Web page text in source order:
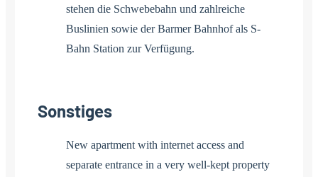
stehen die Schwebebahn und zahlreiche
Buslinien sowie der Barmer Bahnhof als S-
Bahn Station zur Verfügung.
Sonstiges
New apartment with internet access and
separate entrance in a very well-kept property